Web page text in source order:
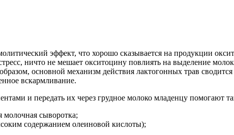
эффект, что хорошо сказывается на продукции
ничто не мешает окситоцину повлиять на выделение
основной механизм действия лактогонных трав
вскармливание.
и передать их через грудное молоко младенцу помогают
молочная сыворотка;
содержанием олеиновой кислоты);